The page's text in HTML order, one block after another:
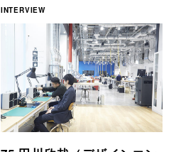
INTERVIEW